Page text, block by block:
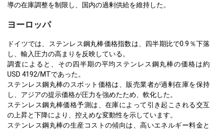
導の在庫調整を制限し、国内の過剰供給を維持した。
ヨーロッパ
ドイツでは、ステンレス鋼丸棒価格指数は、四半期比で0.9％下落
し、輸入圧力の高まりを反映している。
調査によると、その四半期の平均ステンレス鋼丸棒の価格は約
USD 4192/MTであった。
ステンレス鋼丸棒のスポット価格は、販売業者が過剰在庫を保持
し、アジアの提示価格が圧力を強めたため、軟化した。
ステンレス鋼丸棒価格予測は、在庫によって引き起こされる交互
の上昇と下降により、控えめな変動性を示しています。
ステンレス鋼丸棒の生産コストの傾向は、高いエネルギー料金と